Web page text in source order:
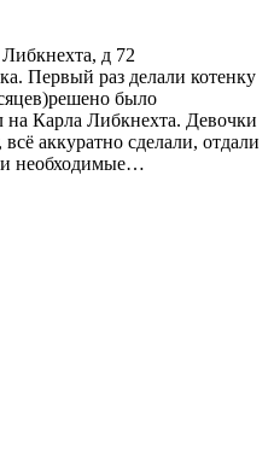
д 72
Первый раз делали котенку
было
на Карла Либкнехта. Девочки
аккуратно сделали, отдали
необходимые…